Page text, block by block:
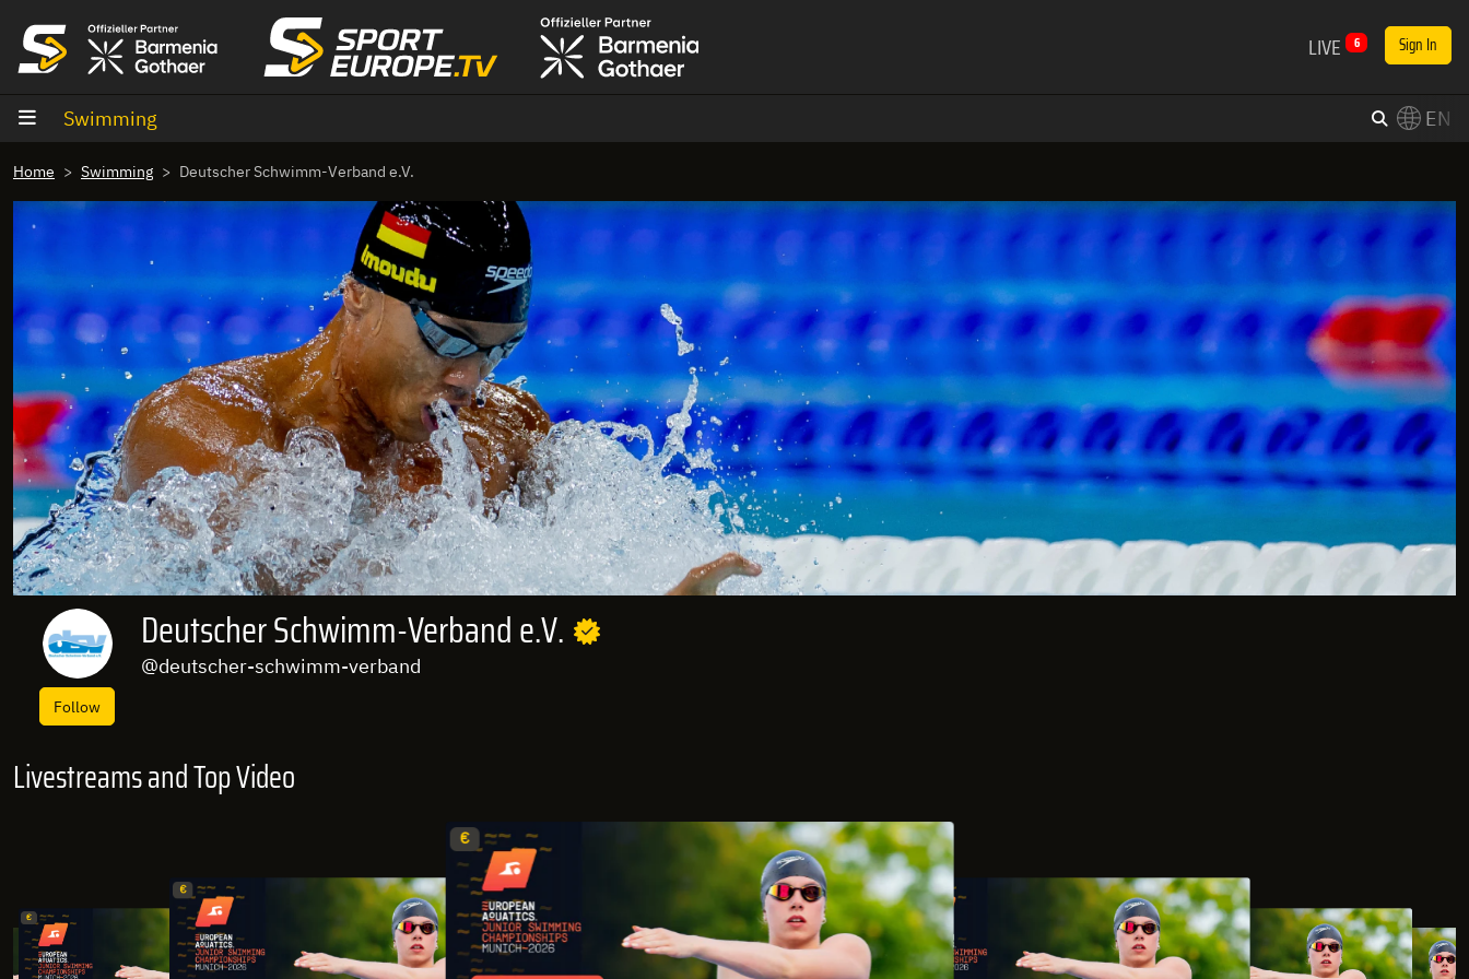
LIVE 6 Sign In
Swimming EN
Home Swimming Deutscher Schwimm-Verband e.V.
Follow
Deutscher Schwimm-Verband e.V.
@deutscher-schwimm-verband
Livestreams and Top Video
€
€
€
€
€
€
€